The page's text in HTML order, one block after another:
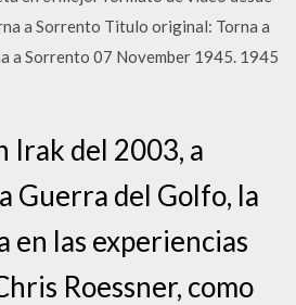
a Sorrento Titulo original: Torna a
a Sorrento 07 November 1945. 1945
Irak del 2003, a
Guerra del Golfo, la
en las experiencias
Roessner, como